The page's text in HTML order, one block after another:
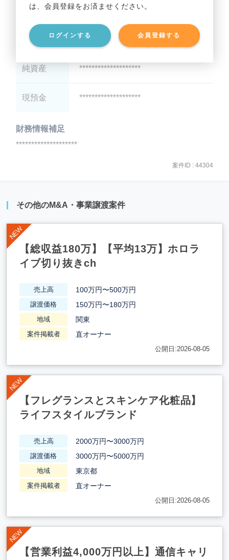
は、会員登録をお済ませください。
ログインする 会員登録する
総資産 ********************
有利子負債 ********************
純資産 ********************
現預金 ********************
財務情報補足
********************
案件ID : 44304
その他のM&A・事業譲渡案件
【総収益180万】【平均13万】ホロラ
イブ切り抜きch
売上高 100万円〜500万円
譲渡価格 150万円〜180万円
地域 関東
案件掲載者 直オーナー
公開日:2026-08-05
【フレグランスとスキンケア化粧品】
ライフスタイルブランド
売上高 2000万円〜3000万円
譲渡価格 3000万円〜5000万円
地域 東京都
案件掲載者 直オーナー
公開日:2026-08-05
【営業利益4,000万円以上】通信キャリ